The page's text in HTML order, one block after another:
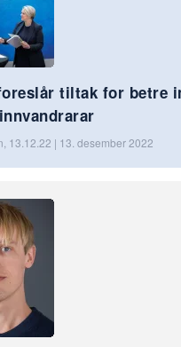
tiltak for betre
13.12.22 | 13. desember 2022